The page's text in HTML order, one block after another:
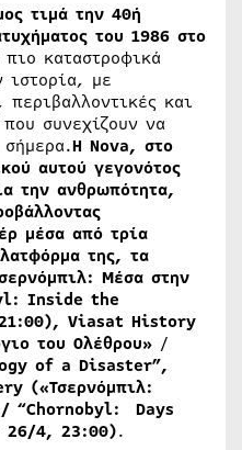
τιμά την 40ή
του 1986 στο
καταστροφικά
ιστορία, με
περιβαλλοντικές και
συνεχίζουν να
σήμερα.H Nova, στο
αυτού γεγονότος
την ανθρωπότητα,
μέσα από τρία
της, τα
Μέσα στην
Inside the
Viasat History
του Ολέθρου» /
of a Disaster”,
(«Τσερνόμπιλ:
/ “Chοrnobyl: Days
26/4, 23:00).